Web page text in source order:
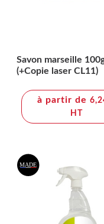
Savon marseille
(+Copie laser CL11)
à partir de
HT